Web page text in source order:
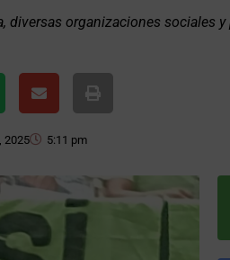
diversas organizaciones sociales
2025 5:11 pm